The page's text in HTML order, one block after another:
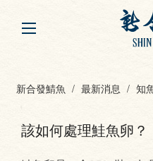
新合發鯖魚 最新消息 知
該如何處理鮭魚卵？